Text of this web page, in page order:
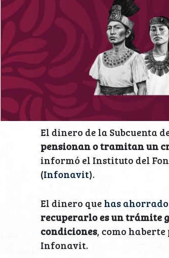
El dinero de la Subcuenta
pensionan o tramitan un
informó el Instituto del
(Infonavit).
El dinero que has
recuperarlo es un trámite
condiciones, como
Infonavit.